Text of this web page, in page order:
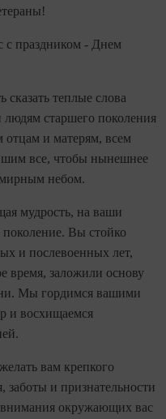
с праздником - Днем
сказать теплые слова
людям старшего поколения
и матерям, всем
все, чтобы нынешнее
небом.
мудрость, на ваши
Вы стойко
и послевоенных лет,
время, заложили основу
Мы гордимся вашими
и восхищаемся
вам крепкого
заботы и признательности
окружающих вас